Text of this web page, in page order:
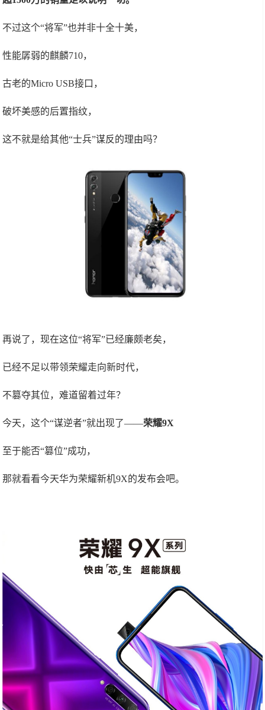
不过这个“将军”也并非十全十美，
性能孱弱的麒麟710，
古老的Micro USB接口，
破坏美感的后置指纹，
这不就是给其他“士兵”谋反的理由吗？
再说了，现在这位“将军”已经廉颇老矣，
已经不足以带领荣耀走向新时代，
不篡夺其位，难道留着过年？
今天，这个“谋逆者”就出现了——荣耀9X
至于能否“篡位”成功，
那就看看今天华为荣耀新机9X的发布会吧。